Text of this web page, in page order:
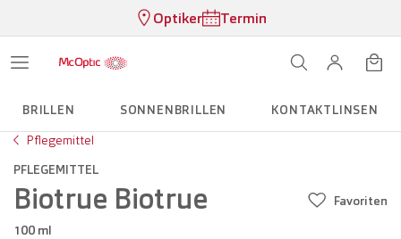
Optiker Termin
BRILLEN SONNENBRILLEN
KONTAKTLINSEN
Pflegemittel
PFLEGEMITTEL
Biotrue Biotrue
100 ml
Favoriten